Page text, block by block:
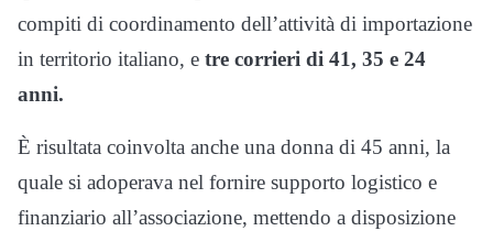
compiti di coordinamento dell’attività di importazione
in territorio italiano, e tre corrieri di 41, 35 e 24
anni.
È risultata coinvolta anche una donna di 45 anni, la
quale si adoperava nel fornire supporto logistico e
finanziario all’associazione, mettendo a disposizione